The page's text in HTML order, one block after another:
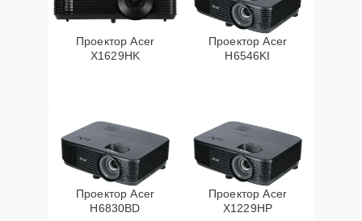
Проектор Acer
X1629HK
Проектор Acer
H6546KI
Проектор Acer
H6830BD
Проектор Acer
X1229HP